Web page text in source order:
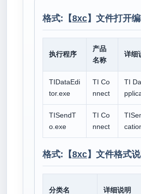
格式:【8xc】文件打开
执行程序
产品
名称
详细
TIDataEdi
tor.exe
TI Co
nnect
TI
TISendT
o.exe
TI Co
nnect
格式:【8xc】文件格式
分类名 详细说明